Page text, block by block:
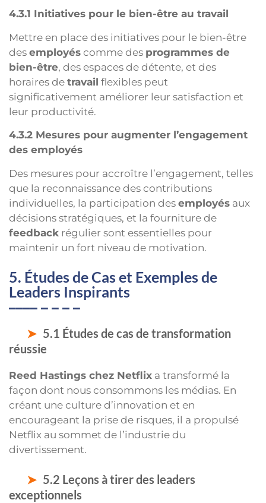
4.3.1 Initiatives pour le bien-être au travail
Mettre en place des initiatives pour le bien-être
des employés comme des programmes de
bien-être, des espaces de détente, et des
horaires de travail flexibles peut
significativement améliorer leur satisfaction et
leur productivité.
4.3.2 Mesures pour augmenter l’engagement
des employés
Des mesures pour accroître l’engagement, telles
que la reconnaissance des contributions
individuelles, la participation des employés aux
décisions stratégiques, et la fourniture de
feedback régulier sont essentielles pour
maintenir un fort niveau de motivation.
5. Études de Cas et Exemples de
Leaders Inspirants
5.1 Études de cas de transformation
réussie
Reed Hastings chez Netflix a transformé la
façon dont nous consommons les médias. En
créant une culture d’innovation et en
encourageant la prise de risques, il a propulsé
Netflix au sommet de l’industrie du
divertissement.
5.2 Leçons à tirer des leaders
exceptionnels